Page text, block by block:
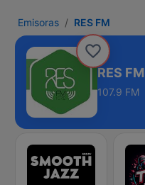
Emisoras RES FM
RES FM
107.9 FM